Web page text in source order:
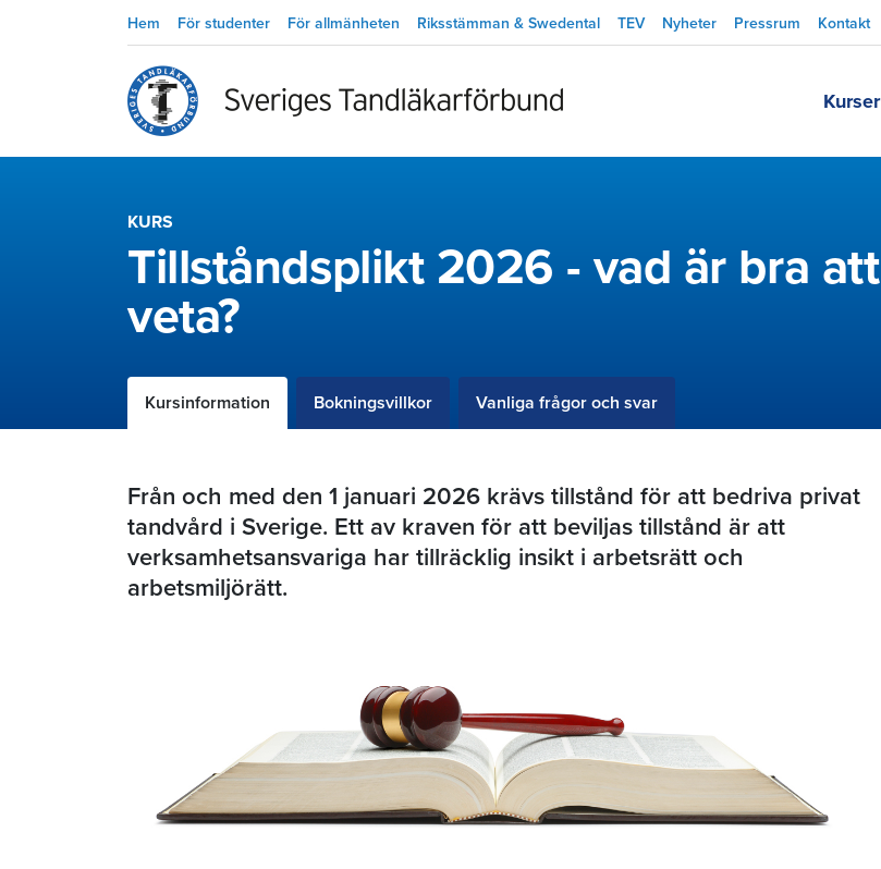
Hem För studenter För allmänheten Riksstämman & Swedental TEV Nyheter Pressrum Kontakt
Kurser
KURS
Tillståndsplikt 2026 - vad är bra att
veta?
Kursinformation Bokningsvillkor Vanliga frågor och svar
Från och med den 1 januari 2026 krävs tillstånd för att bedriva privat
tandvård i Sverige. Ett av kraven för att beviljas tillstånd är att
verksamhetsansvariga har tillräcklig insikt i arbetsrätt och
arbetsmiljörätt.